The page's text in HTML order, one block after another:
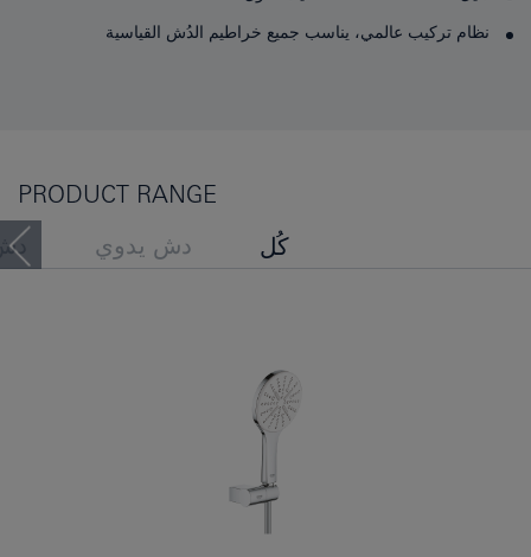
نظام تركيب عالمي، يناسب جميع خراطيم الدُش القياسية
PRODUCT RANGE
كُل دش يدوي